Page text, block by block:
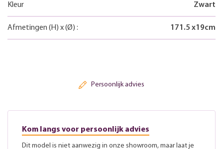
Kleur Zwart
Afmetingen (H) x(Ø) : 171.5 x19cm
Persoonlijk advies
Kom langs voor persoonlijk advies
Dit model is niet aanwezig in onze showroom, maar laat je